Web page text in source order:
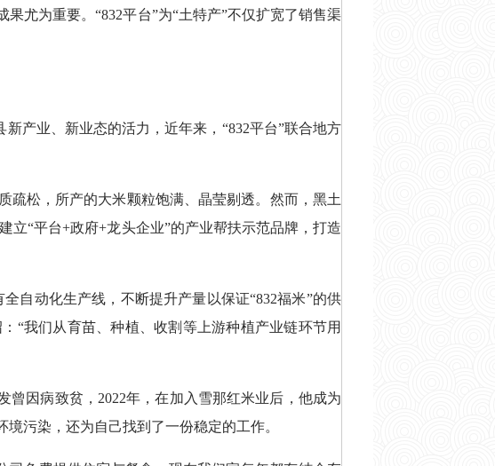
尤为重要。“832平台”为“土特产”不仅扩宽了销售渠
产业、新业态的活力，近年来，“832平台”联合地方
疏松，所产的大米颗粒饱满、晶莹剔透。然而，黑土
立“平台+政府+龙头企业”的产业帮扶示范品牌，打造
自动化生产线，不断提升产量以保证“832福米”的供
“我们从育苗、种植、收割等上游种植产业链环节用
曾因病致贫，2022年，在加入雪那红米业后，他成为
污染，还为自己找到了一份稳定的工作。